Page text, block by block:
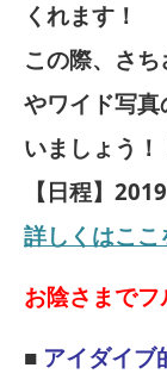
くれます！
この際、さ
やワイド写真
いましょう！
【日程】
詳しくはここ
お陰さまでフ
■ アイダイブ